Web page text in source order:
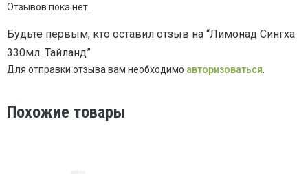
Отзывов пока нет.
Будьте первым, кто оставил отзыв на “Лимонад Сингха
330мл. Тайланд”
Для отправки отзыва вам необходимо авторизоваться
Похожие товары